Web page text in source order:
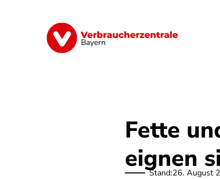
Bayern
Finanzen Digitales Lebensmittel
Fette
eignen
Stand:26. August